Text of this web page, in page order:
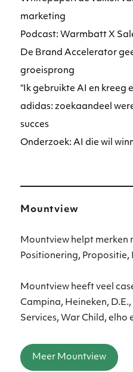
marketing
Podcast: Warmbatt X
De Brand Accelerator
groeisprong
“Ik gebruikte AI en kreeg
adidas: zoekaandeel
succes
Onderzoek: AI die wil
Mountview
Mountview helpt merken
Positionering,
Mountview heeft veel
Campina, Heineken,
Services, War Child, elho
Meer Mountview